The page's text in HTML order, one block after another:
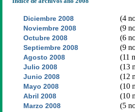
Diciembre 2008 (4
Noviembre 2008 (9
Octubre 2008 (6
Septiembre 2008 (9
Agosto 2008 (11
Julio 2008 (13
Junio 2008 (12
Mayo 2008 (10
Abril 2008 (10
Marzo 2008 (5